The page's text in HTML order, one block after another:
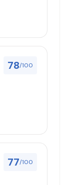
78/100
77/100